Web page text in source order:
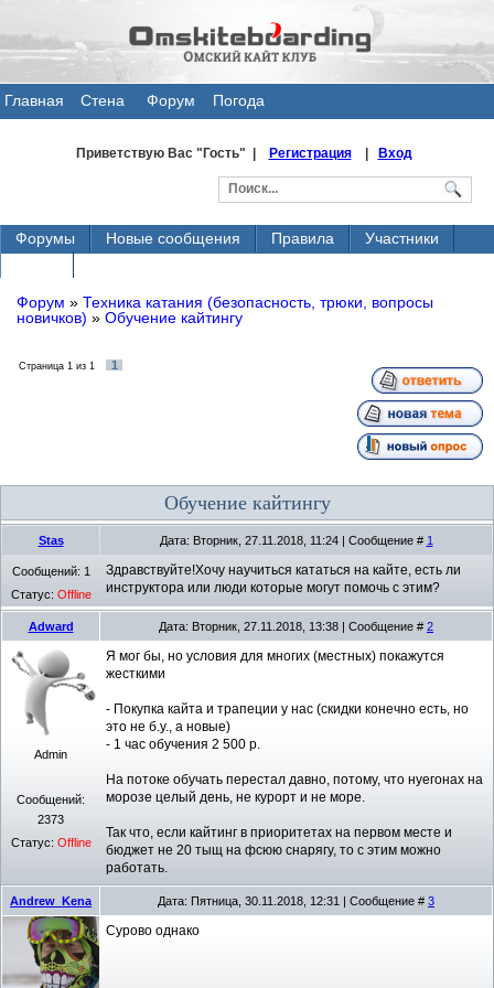
Главная
Стена
Форум Погода
Приветствую Вас"Гость" | Регистрация| Вход
Форумы Новые сообщения Правила
Участники
Форум » Техника катания (безопасность, трюки, вопросы
новичков) » Обучение кайтингу
Страница 1 из 1 1
Обучение кайтингу
Stas Дата: Вторник, 27.11.2018, 11:24 | Сообщение # 1
Сообщений: 1
Статус: Offline
Здравствуйте!Хочу научиться кататься на кайте, есть ли
инструктора или люди которые могут помочь с этим?
Adward Дата: Вторник, 27.11.2018, 13:38 | Сообщение # 2
Admin
Сообщений:
2373
Статус: Offline
Я мог бы, но условия для многих (местных) покажутся
жесткими
- Покупка кайта и трапеции у нас (скидки конечно есть, но
это не б.у., а новые)
- 1 час обучения 2 500 р.
На потоке обучать перестал давно, потому, что нуегонах на
морозе целый день, не курорт и не море.
Так что, если кайтинг в приоритетах на первом месте и
бюджет не 20 тыщ на фсюю снарягу, то с этим можно
работать.
Andrew_Kena Дата: Пятница, 30.11.2018, 12:31 | Сообщение # 3
Сурово однако